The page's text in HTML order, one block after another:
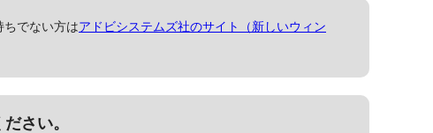
でない方はアドビシステムズ社のサイト（新しいウィン
さい。